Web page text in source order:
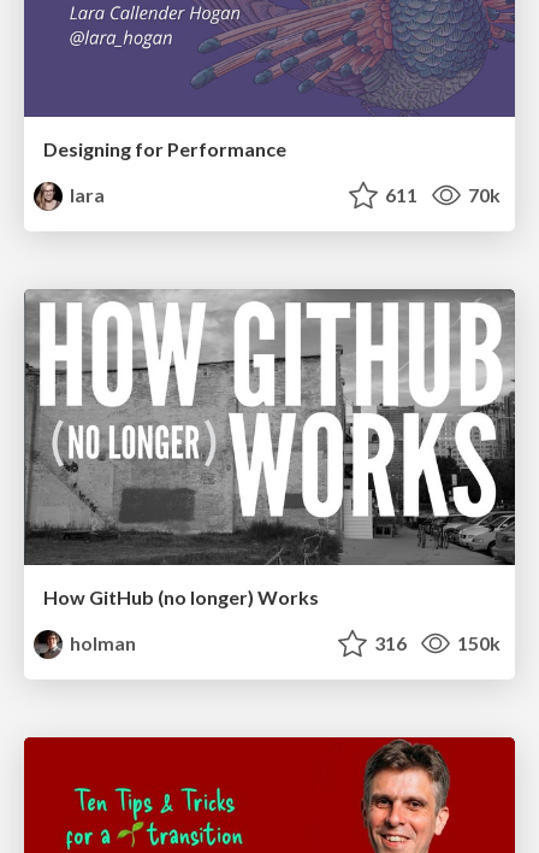
Designing for Performance
lara
611 70k
How GitHub (no longer) Works
holman
316 150k